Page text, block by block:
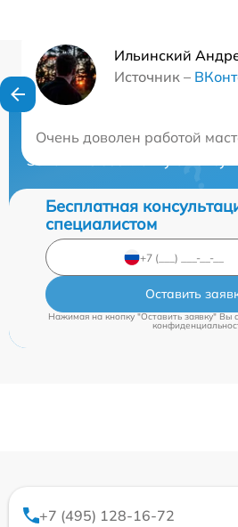
Ильинский
Источник –
Очень доволен работой
Нужна
Закажите бесплатную
Бесплатная
специалистом
Оставить
Нажимая на кнопку "Оставить заявку" Вы
+7 (495) 128-16-72